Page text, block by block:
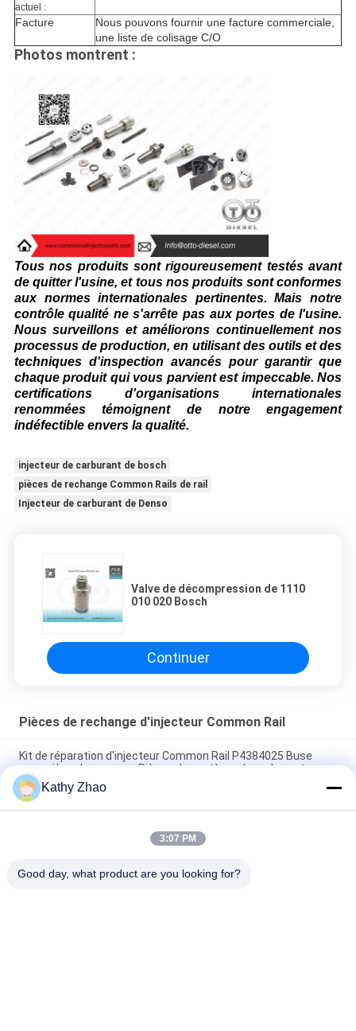
actuel :
Facture
Nous pouvons fournir une facture commerciale,
une liste de colisage C/O
Photos montrent :
Tous nos produits sont rigoureusement testés avant
de quitter l'usine, et tous nos produits sont conformes
aux normes internationales pertinentes. Mais notre
contrôle qualité ne s'arrête pas aux portes de l'usine.
Nous surveillons et améliorons continuellement nos
processus de production, en utilisant des outils et des
techniques d'inspection avancés pour garantir que
chaque produit qui vous parvient est impeccable. Nos
certifications d'organisations internationales
renommées témoignent de notre engagement
indéfectible envers la qualité.​
injecteur de carburant de bosch
pièces de rechange Common Rails de rail
Injecteur de carburant de Denso
Valve de décompression de 1110
010 020 Bosch
Continuer
Pièces de rechange d'injecteur Common Rail
Kit de réparation d'injecteur Common Rail P4384025 Buse
avec siège de soupape Pièces de système de carburant
Injecteurs de carburant diesel RE529118/RE524382 095000-
649#/880# de Denso de rail commun véritable
M11 Ensembles de réparation de rail commun pour pièces
Kathy Zhao
3:07 PM
Good day, what product are you looking for?